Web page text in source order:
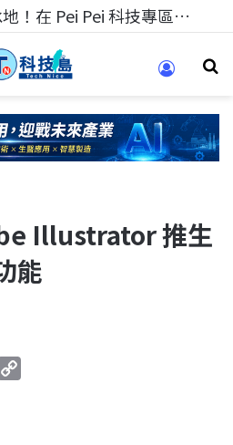
科技人的經驗傳承地！在 Pei Pei 科技專區，與學弟妹交流最硬核的技術
Illustrator 推生
能